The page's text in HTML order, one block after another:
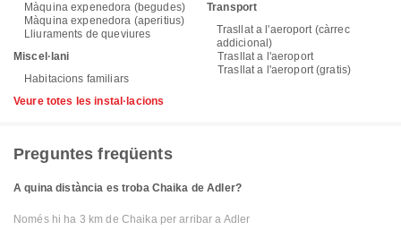
Màquina expenedora (begudes)
Màquina expenedora (aperitius)
Lliuraments de queviures
Miscel·lani
Habitacions familiars
Transport
Trasllat a l'aeroport (càrrec
addicional)
Trasllat a l'aeroport
Trasllat a l'aeroport (gratis)
Veure totes les instal·lacions
Preguntes freqüents
A quina distància es troba Chaika de Adler?
Només hi ha 3 km de Chaika per arribar a Adler